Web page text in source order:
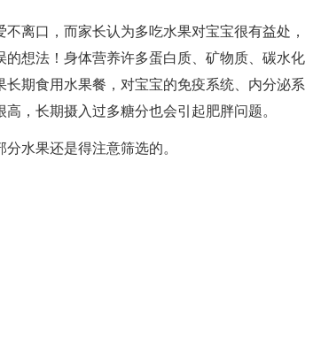
口，而家长认为多吃水果对宝宝很有益处，
想法！身体营养许多蛋白质、矿物质、碳水化
期食用水果餐，对宝宝的免疫系统、内分泌系
，长期摄入过多糖分也会引起肥胖问题。
水果还是得注意筛选的。